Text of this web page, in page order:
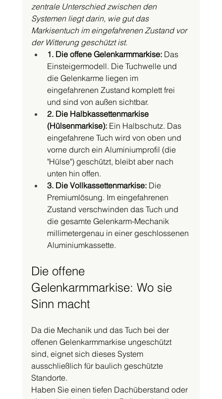
zentrale Unterschied zwischen den
Systemen liegt darin, wie gut das
Markisentuch im eingefahrenen Zustand vor
der Witterung geschützt ist.
1. Die offene Gelenkarmmarkise: Das
Einsteigermodell. Die Tuchwelle und
die Gelenkarme liegen im
eingefahrenen Zustand komplett frei
und sind von außen sichtbar.
2. Die Halbkassettenmarkise
(Hülsenmarkise): Ein Halbschutz. Das
eingefahrene Tuch wird von oben und
vorne durch ein Aluminiumprofil (die
"Hülse") geschützt, bleibt aber nach
unten hin offen.
3. Die Vollkassettenmarkise: Die
Premiumlösung. Im eingefahrenen
Zustand verschwinden das Tuch und
die gesamte Gelenkarm-Mechanik
millimetergenau in einer geschlossenen
Aluminiumkassette.
Die offene
Gelenkarmmarkise: Wo sie
Sinn macht
Da die Mechanik und das Tuch bei der
offenen Gelenkarmmarkise ungeschützt
sind, eignet sich dieses System
ausschließlich für baulich geschützte
Standorte.
Haben Sie einen tiefen Dachüberstand oder